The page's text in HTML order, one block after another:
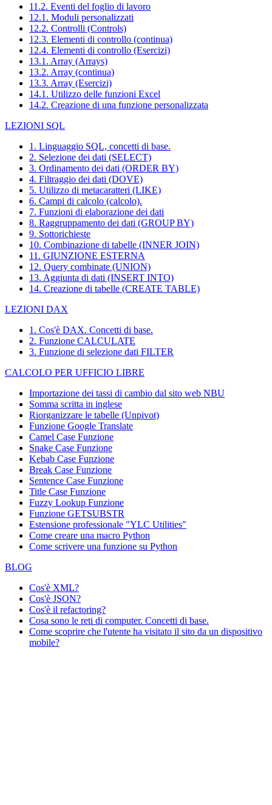
11.2. Eventi del foglio di lavoro
12.1. Moduli personalizzati
12.2. Controlli (Controls)
12.3. Elementi di controllo (continua)
12.4. Elementi di controllo (Esercizi)
13.1. Array (Arrays)
13.2. Array (continua)
13.3. Array (Esercizi)
14.1. Utilizzo delle funzioni Excel
14.2. Creazione di una funzione personalizzata
LEZIONI SQL
1. Linguaggio SQL, concetti di base.
2. Selezione dei dati (SELECT)
3. Ordinamento dei dati (ORDER BY)
4. Filtraggio dei dati (DOVE)
5. Utilizzo di metacaratteri (LIKE)
6. Campi di calcolo (calcolo).
7. Funzioni di elaborazione dei dati
8. Raggruppamento dei dati (GROUP BY)
9. Sottorichieste
10. Combinazione di tabelle (INNER JOIN)
11. GIUNZIONE ESTERNA
12. Query combinate (UNION)
13. Aggiunta di dati (INSERT INTO)
14. Creazione di tabelle (CREATE TABLE)
LEZIONI DAX
1. Cos'è DAX. Concetti di base.
2. Funzione CALCULATE
3. Funzione di selezione dati FILTER
CALCOLO PER UFFICIO LIBRE
Importazione dei tassi di cambio dal sito web NBU
Somma scritta in inglese
Riorganizzare le tabelle (Unpivot)
Funzione Google Translate
Camel Case Funzione
Snake Case Funzione
Kebab Case Funzione
Break Case Funzione
Sentence Case Funzione
Title Case Funzione
Fuzzy Lookup Funzione
Funzione GETSUBSTR
Estensione professionale "YLC Utilities"
Come creare una macro Python
Come scrivere una funzione su Python
BLOG
Cos'è XML?
Cos'è JSON?
Cos'è il refactoring?
Cosa sono le reti di computer. Concetti di base.
Come scoprire che l'utente ha visitato il sito da un dispositivo
mobile?